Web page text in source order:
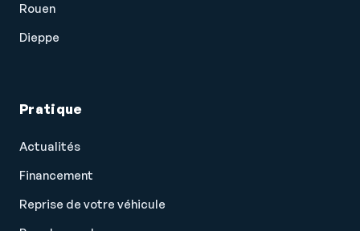
Rouen
Dieppe
Pratique
Actualités
Financement
Reprise de votre véhicule